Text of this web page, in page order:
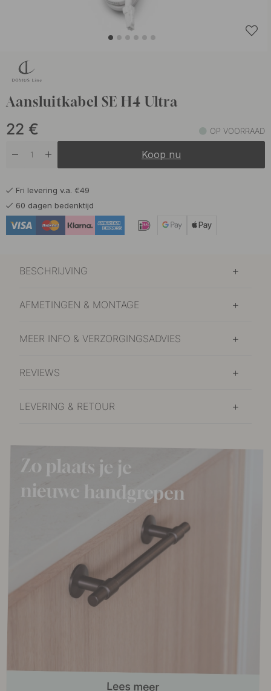
Aansluitkabel SE H4 Ultra
22 € OP VOORRAAD
Koop nu
Fri levering v.a. €49
60 dagen bedenktijd
BESCHRIJVING
AFMETINGEN & MONTAGE
MEER INFO & VERZORGINGSADVIES
REVIEWS
LEVERING & RETOUR